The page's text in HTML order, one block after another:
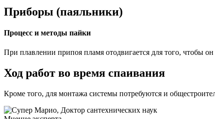
Приборы (паяльники)
Процесс и методы пайки
При плавлении припоя пламя отодвигается для того, чтобы он
Ход работ во время спаивания
Кроме того, для монтажа системы потребуются и